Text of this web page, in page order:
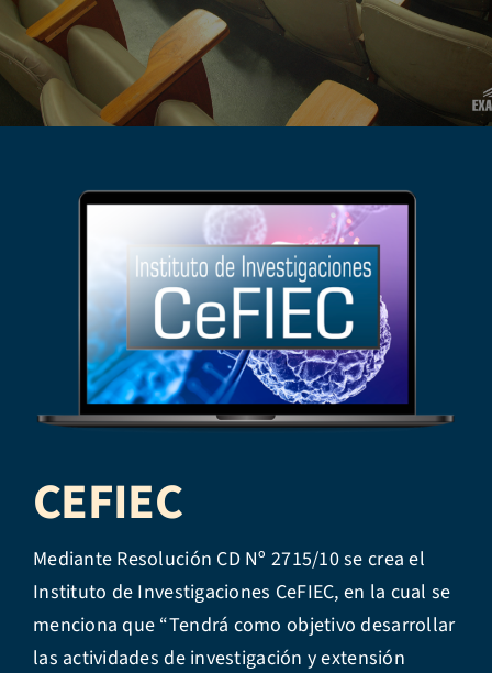
Académico
Docentes
Investigación
Contacto
CEFIEC
Mediante Resolución CD Nº 2715/10 se crea el
Instituto de Investigaciones CeFIEC, en la cual se
menciona que “Tendrá como objetivo desarrollar
las actividades de investigación y extensión